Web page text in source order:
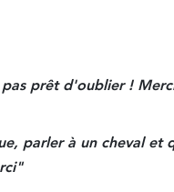
pas prêt d'oublier !
parler à un cheval